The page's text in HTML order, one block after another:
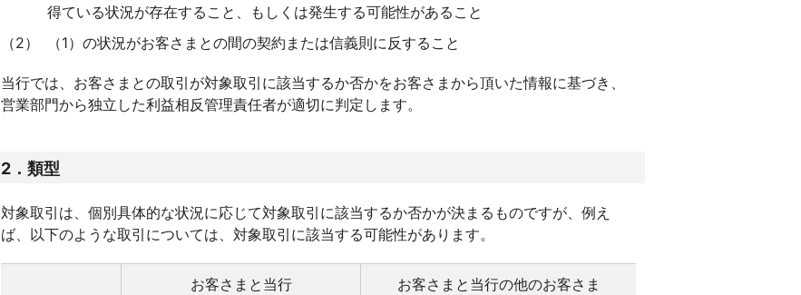
得ている状況が存在すること、もしくは発生する可能性があること
（2）
（1）の状況がお客さまとの間の契約または信義則に反すること
当行では、お客さまとの取引が対象取引に該当するか否かをお客さまから頂いた情報に基づき、
営業部門から独立した利益相反管理責任者が適切に判定します。
2．類型
対象取引は、個別具体的な状況に応じて対象取引に該当するか否かが決まるものですが、例え
ば、以下のような取引については、対象取引に該当する可能性があります。
お客さまと当行 お客さまと当行の他のお客さま